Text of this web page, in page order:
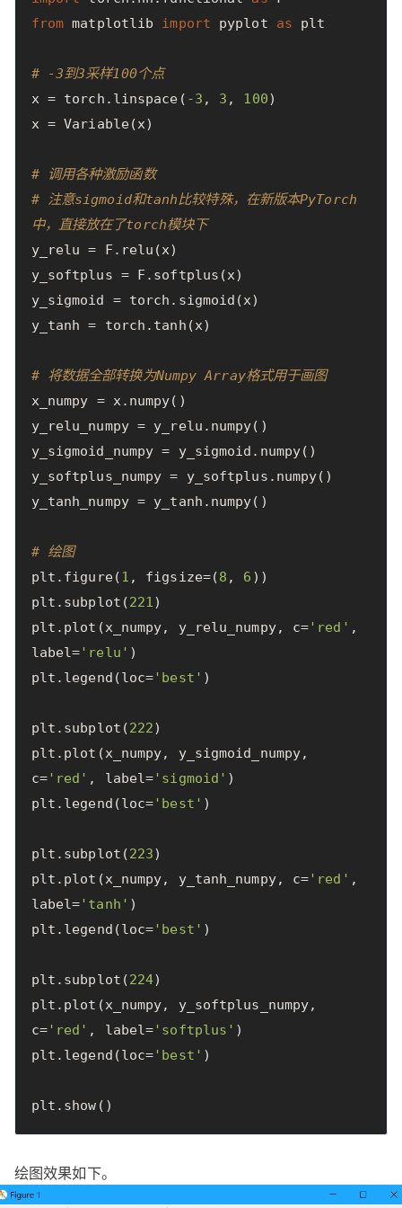
from matplotlib import pyplot as plt
# -3到3采样100个点
x = torch . linspace ( -3 , 3 , 100)
x = Variable(x)
# 调用各种激励函数
# 注意sigmoid和tanh比较特殊，在新版本PyTorch
中，直接放在了torch模块下
y_relu = F. relu (x)
y_softplus = F. softplus (x)
y_sigmoid
= torch . sigmoid (x)
y_tanh = torch . tanh (x)
# 将数据全部转换为Numpy Array格式用于画图
x_numpy = x. numpy()
y_relu_numpy = y_relu . numpy()
y_sigmoid_numpy = y_sigmoid . numpy()
y_softplus_numpy = y_softplus . numpy()
y_tanh_numpy = y_tanh . numpy()
# 绘图
plt . figure(1 , figsize=(8 , 6 ))
plt . subplot (221)
plt . plot (x_numpy, y_relu_numpy, c= 'red' ,
label= 'relu' )
plt . legend (loc= 'best' )
plt . subplot (222)
plt . plot (x_numpy, y_sigmoid_numpy,
c='red' , label= 'sigmoid' )
plt . legend (loc= 'best' )
plt . subplot (223)
plt . plot (x_numpy, y_tanh_numpy, c= 'red' ,
label= 'tanh' )
plt . legend (loc= 'best' )
plt . subplot (224)
plt . plot (x_numpy, y_softplus_numpy,
c='red' , label= 'softplus' )
plt . legend (loc= 'best' )
plt . show ()
绘图效果如下。